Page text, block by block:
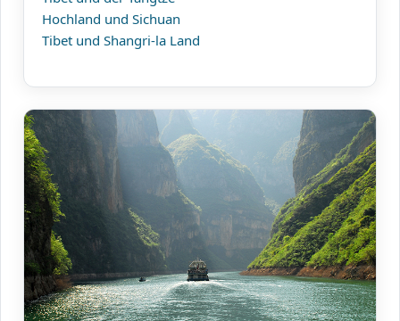
Hochland und Sichuan
Tibet und Shangri-la Land